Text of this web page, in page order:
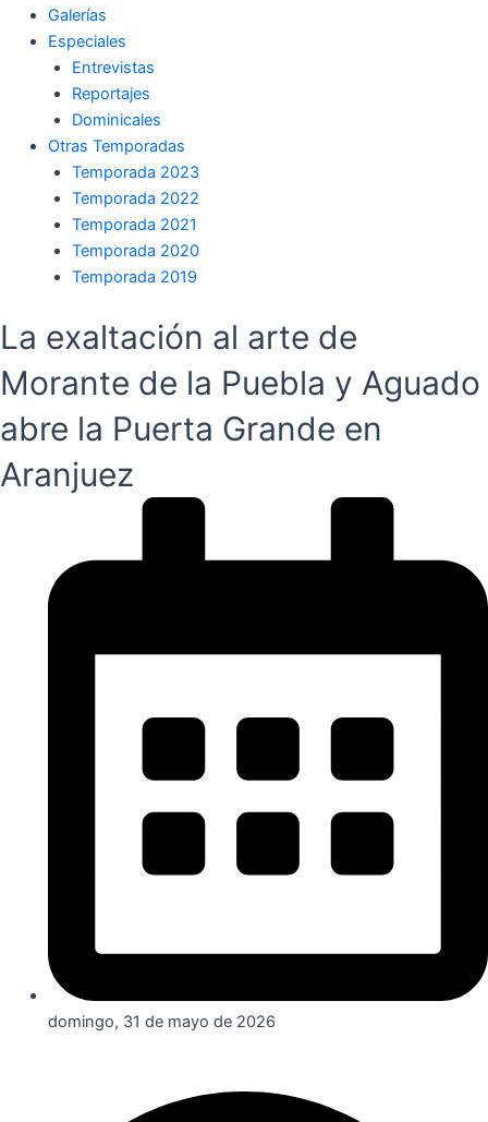
Galerías
Especiales
Entrevistas
Reportajes
Dominicales
Otras Temporadas
Temporada 2023
Temporada 2022
Temporada 2021
Temporada 2020
Temporada 2019
La exaltación al arte de
Morante de la Puebla y Aguado
abre la Puerta Grande en
Aranjuez
domingo, 31 de mayo de 2026